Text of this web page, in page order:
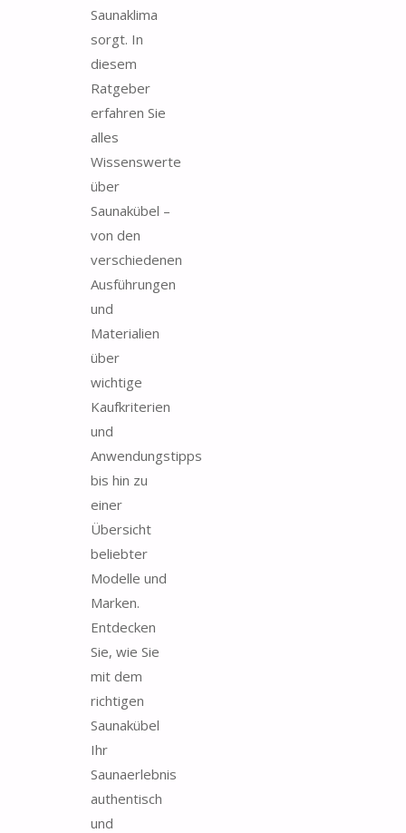
Saunaklima
sorgt. In
diesem
Ratgeber
erfahren Sie
alles
Wissenswerte
über
Saunakübel –
von den
verschiedenen
Ausführungen
und
Materialien
über
wichtige
Kaufkriterien
und
Anwendungstipps
bis hin zu
einer
Übersicht
beliebter
Modelle und
Marken.
Entdecken
Sie, wie Sie
mit dem
richtigen
Saunakübel
Ihr
Saunaerlebnis
authentisch
und